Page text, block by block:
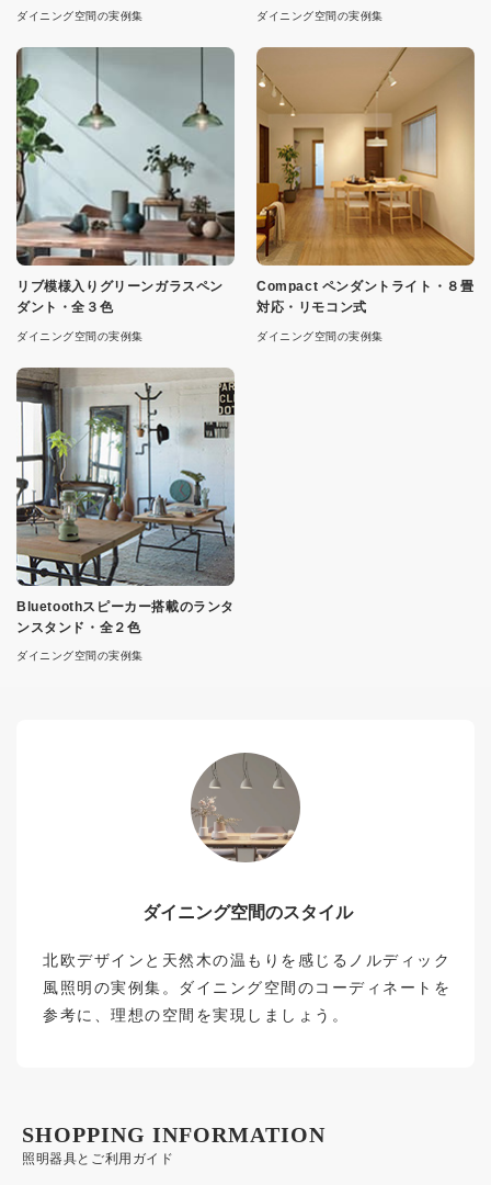
ダイニング空間の実例集 ダイニング空間の実例集
リブ模様入りグリーンガラスペン
ダント・全３色
ダイニング空間の実例集
Compact ペンダントライト・８畳
対応・リモコン式
ダイニング空間の実例集
Bluetoothスピーカー搭載のランタ
ンスタンド・全２色
ダイニング空間の実例集
ダイニング空間のスタイル
北欧デザインと天然木の温もりを感じるノルディック
風照明の実例集。ダイニング空間のコーディネートを
参考に、理想の空間を実現しましょう。
照明器具とご利用ガイド
SHOPPING INFORMATION